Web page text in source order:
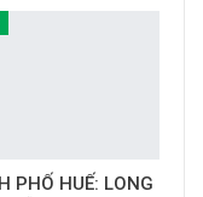
PHỐ HUẾ: LONG